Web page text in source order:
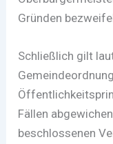
Gründen
Schließlich gilt
Fällen
beschlossenen